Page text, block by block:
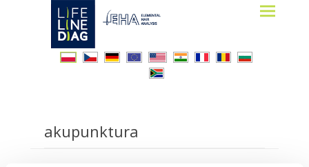
Lifelinediag
Elemental Hair Analysis
akupunktura